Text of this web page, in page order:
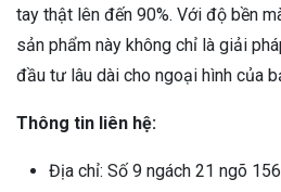
tay thật lên đến 90%. Với độ bền
sản phẩm này không chỉ là giải
đầu tư lâu dài cho ngoại hình của
Thông tin liên hệ:
Địa chỉ: Số 9 ngách 21 ngõ